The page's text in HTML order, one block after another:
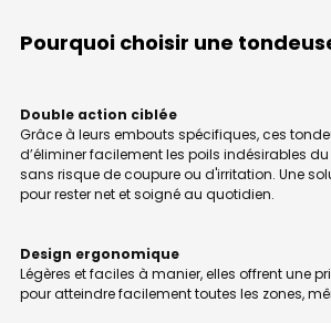
Pourquoi choisir une
Double action ciblée
Grâce à leurs embouts spécifiques, ces
d’éliminer facilement les poils indésirables du
sans risque de coupure ou d'irritation. Une
pour rester net et soigné au quotidien.
Design ergonomique
Légères et faciles à manier, elles offrent une
pour atteindre facilement toutes les zones,